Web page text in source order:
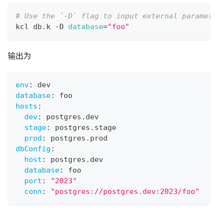
# Use the `-D` flag to input external
kcl db.k -D database="foo"
输出为
env:
dev
database:
foo
hosts :
dev:
postgres.dev
stage:
postgres.stage
prod :
postgres.prod
dbConfig :
host :
postgres.dev
database:
foo
port :
"2023"
conn : "postgres://postgres.dev:2023/foo"